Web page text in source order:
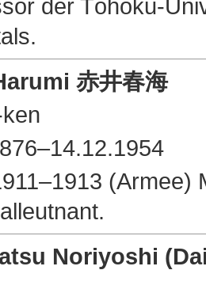
der Tôhoku-
赤井春海
(Armee)
Noriyoshi